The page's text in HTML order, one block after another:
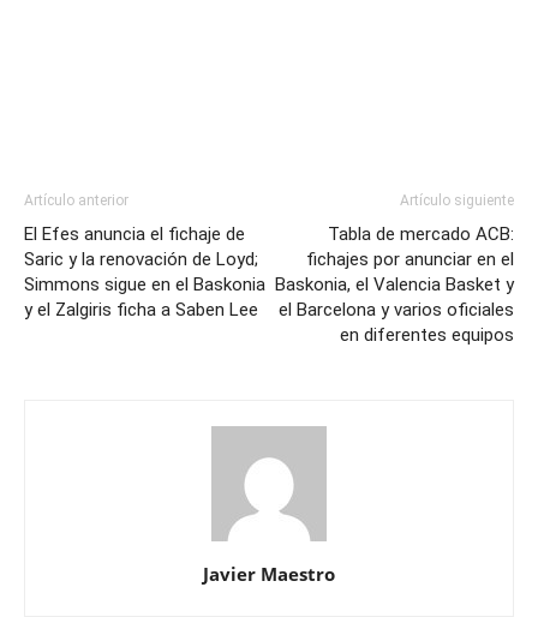
Artículo anterior
El Efes anuncia el fichaje de
Saric y la renovación de Loyd;
Simmons sigue en el Baskonia
y el Zalgiris ficha a Saben Lee
Artículo siguiente
Tabla de mercado ACB:
fichajes por anunciar en el
Baskonia, el Valencia Basket y
el Barcelona y varios oficiales
en diferentes equipos
Javier Maestro